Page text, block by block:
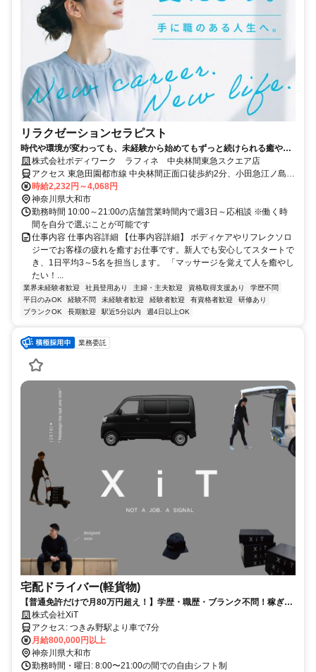
リラクゼーションセラピスト
時代や環境が変わっても、未経験から始めてもずっと続けられる癒やし
の仕事。手に職を身につけて、生き方を変えよう。
株式会社ボディワーク ラフィネ 中央林間東急スクエア店
アクセス 東急田園都市線 中央林間正面口徒歩約2分、小田急江ノ島線
中央林間東口(ICカード専用)徒歩約2分、東急田園都市線 つきみ野出
入口2徒歩約17分 最寄駅：中央林間駅
時給2,232円～4,068円
神奈川県大和市
勤務時間 10:00～21:00の店舗営業時間内で週3日～応相談 ※働く時
間を自分で選ぶことが可能です
仕事内容 仕事内容詳細 【仕事内容詳細】 ボディケアやリフレクソロ
ジーでお客様の疲れを癒すお仕事です。新人でも安心してスタートで
き、1日平均3～5名を担当します。 「マッサージを覚えて人を癒やし
たい！...
業界未経験者歓迎 社員登用あり 主婦・主夫歓迎 資格取得支援あり
学歴不問
平日のみOK
経験不問 未経験者歓迎 経験者歓迎 有資格者歓迎
研修あり
ブランクOK
長期歓迎 駅近5分以内 週4日以上OK
業務委託
宅配ドライバー(軽貨物)
【普通免許だけで月80万円超え！】学歴・職歴・ブランク不問！稼ぎた
い気持ちがあれば即スタート可能！まずは30分のWEB説明からスタート
株式会社XiT
アクセス: つきみ野駅より車で7分
月給800,000円以上
神奈川県大和市
勤務時間・曜日: 8:00〜21:00の間での自由シフト制